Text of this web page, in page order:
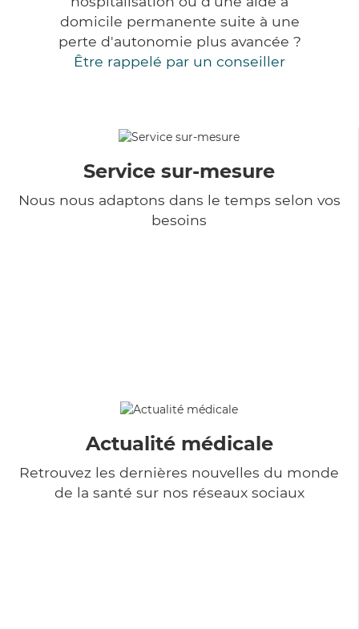
domicile permanente suite à une
perte d'autonomie plus avancée ?
Être rappelé par un conseiller
Service sur-mesure
Nous nous adaptons dans le temps selon vos
besoins
Actualité médicale
Retrouvez les dernières nouvelles du monde
de la santé sur nos réseaux sociaux